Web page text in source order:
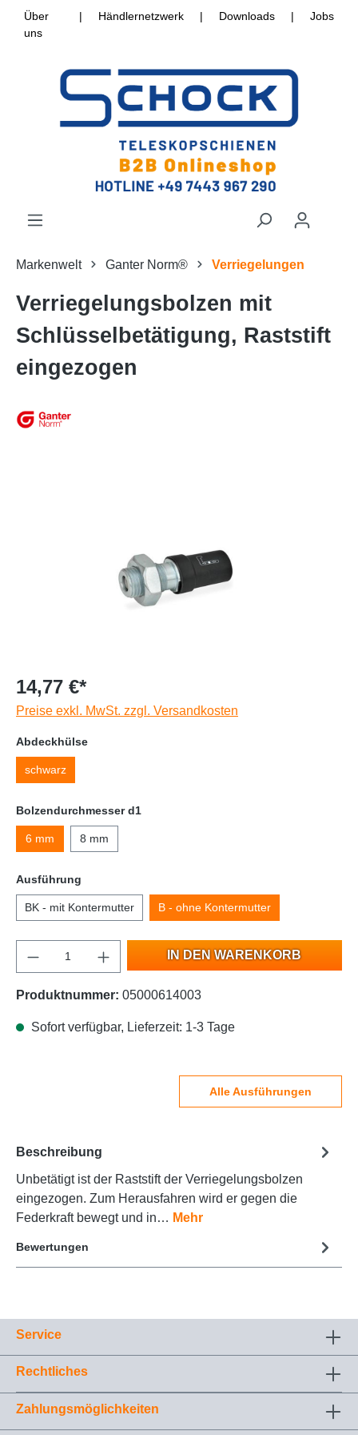
Über
uns
| Händlernetzwerk | Downloads | Jobs
Markenwelt Ganter Norm® Verriegelungen
Verriegelungsbolzen mit
Schlüsselbetätigung, Raststift
eingezogen
14,77 €*
Preise exkl. MwSt. zzgl. Versandkosten
Abdeckhülse
schwarz
Bolzendurchmesser d1
6 mm 8 mm
Ausführung
BK - mit Kontermutter B - ohne Kontermutter
IN DEN WARENKORB
Produktnummer: 05000614003
Sofort verfügbar, Lieferzeit: 1-3 Tage
Alle Ausführungen
Beschreibung
Unbetätigt ist der Raststift der Verriegelungsbolzen
eingezogen. Zum Herausfahren wird er gegen die
Federkraft bewegt und in… Mehr
Bewertungen
Service
Rechtliches
Zahlungsmöglichkeiten